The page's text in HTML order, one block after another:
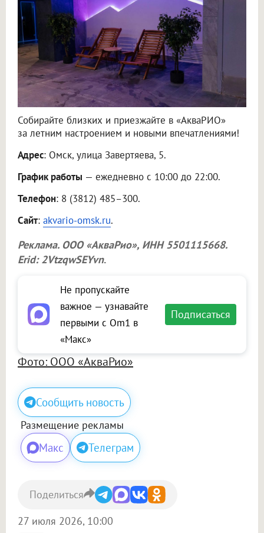
Собирайте близких и приезжайте в «АкваРИО»
за летним настроением и новыми впечатлениями!
Адрес: Омск, улица Завертяева, 5.
График работы — ежедневно с 10:00 до 22:00.
Телефон: 8 (3812) 485–300.
Сайт: akvario-omsk.ru.
Реклама. ООО «АкваРио», ИНН 5501115668.
Erid: 2VtzqwSEYvn.
Не пропускайте
важное — узнавайте
первыми с Om1 в
«Макс»
Подписаться
Фото: ООО «АкваРио»
Сообщить новость
Размещение рекламы
Макс Телеграм
27 июля 2026, 10:00
Поделиться